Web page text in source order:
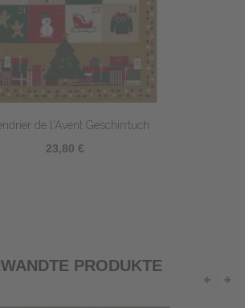
de l'Avent Geschirrtuch
23,80 €
PRODUKTE